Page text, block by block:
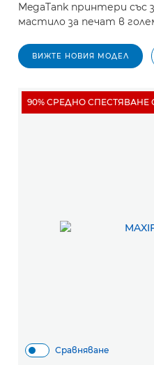
MegaTank принтери
мастило за печат в
ВИЖТЕ НОВИЯ МОДЕЛ
Сравняване
90% СРЕДНО